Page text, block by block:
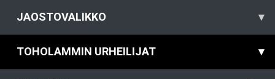
JAOSTOVALIKKO ▾
TOHOLAMMIN URHEILIJAT ▾